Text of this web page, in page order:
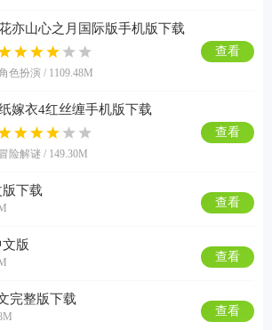
亦山心之月国际版手机版下载
色扮演 / 1109.48M
查看
嫁衣4红丝缠手机版下载
冒险解谜 / 149.30M
查看
下载
查看
版
查看
完整版下载
查看